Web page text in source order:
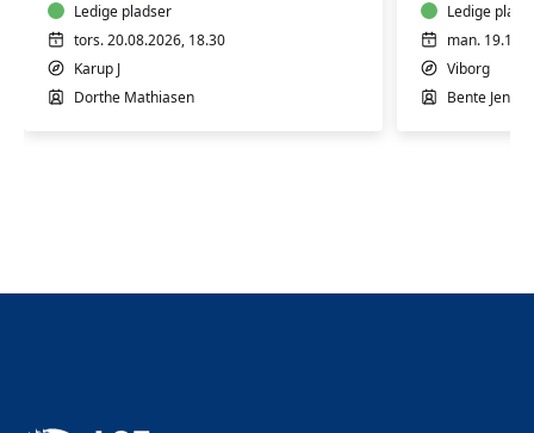
trin
1-
2
Ledige pladser
tors. 20.08.2026, 18.30
Karup J
Dorthe Mathiasen
Bærbar
PC
-
Trin
Ledige
man.
Viborg
Bente Jensby